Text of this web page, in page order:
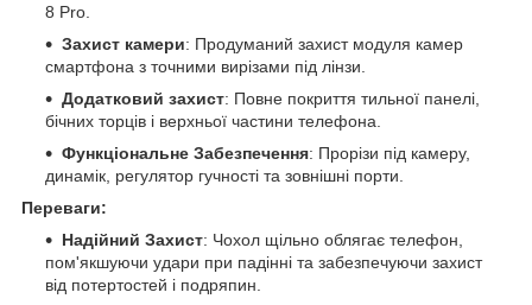
8 Pro.
Захист камери: Продуманий захист модуля камер
смартфона з точними вирізами під лінзи.
Додатковий захист: Повне покриття тильної панелі,
бічних торців і верхньої частини телефона.
Функціональне Забезпечення: Прорізи під камеру,
динамік, регулятор гучності та зовнішні порти.
Переваги:
Надійний Захист: Чохол щільно облягає телефон,
пом'якшуючи удари при падінні та забезпечуючи захист
від потертостей і подряпин.